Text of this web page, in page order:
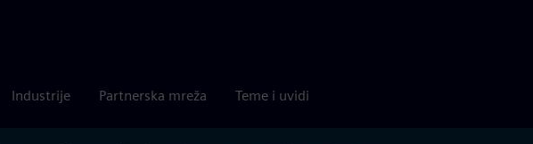
Industrije Partnerska mreža Teme i uvidi